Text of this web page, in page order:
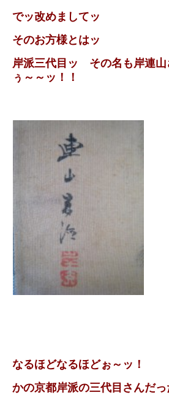
でッ改めましてッ
そのお方様とはッ
岸派三代目ッ その名も岸連山
ぅ～～ッ！！
なるほどなるほどぉ～ッ！
かの京都岸派の三代目さんだ